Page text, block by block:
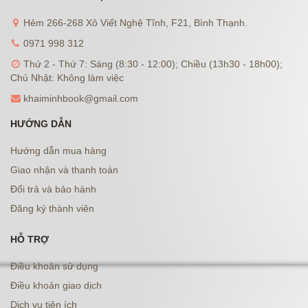
Hẻm 266-268 Xô Viết Nghệ Tĩnh, F21, Bình Thạnh.
0971 998 312
Thứ 2 - Thứ 7: Sáng (8:30 - 12:00); Chiều (13h30 - 18h00);
Chủ Nhật: Không làm việc
khaiminhbook@gmail.com
HƯỚNG DẪN
Hướng dẫn mua hàng
Giao nhận và thanh toán
Đổi trả và bảo hành
Đăng ký thành viên
HỖ TRỢ
Điều khoản sử dụng
Điều khoản giao dịch
Dịch vụ tiện ích